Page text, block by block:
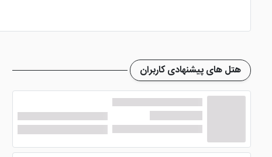
مراجعه مایید. رستوران نظیف هتل با این که کوچک است اما بسیار
امکانات هتل جواهری مشهد چیست؟
هتل ارزان جواهری مشهد علاوه بر لابی و رستوران، خدمات و
هتل های پیشنهادی کاربران